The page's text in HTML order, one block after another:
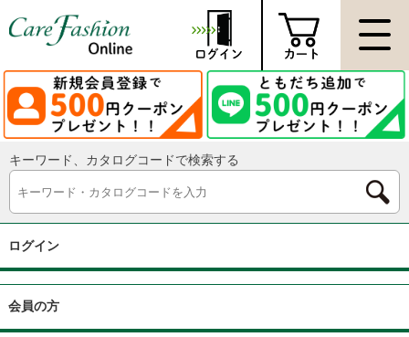
キーワード、カタログコードで検索する
ログイン
会員の方